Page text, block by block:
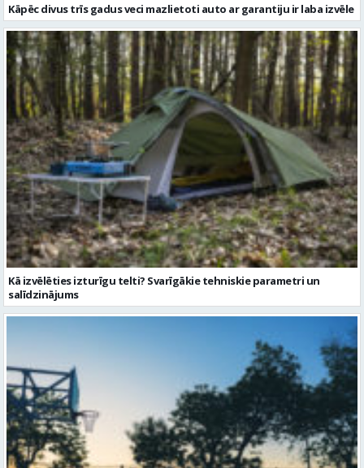
Kāpēc divus trīs gadus veci mazlietoti auto ar garantiju ir laba izvēle
Kā izvēlēties izturīgu telti? Svarīgākie tehniskie parametri un
salīdzinājums